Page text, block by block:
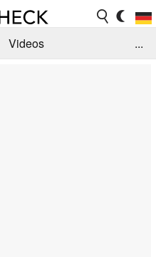
Videos
...